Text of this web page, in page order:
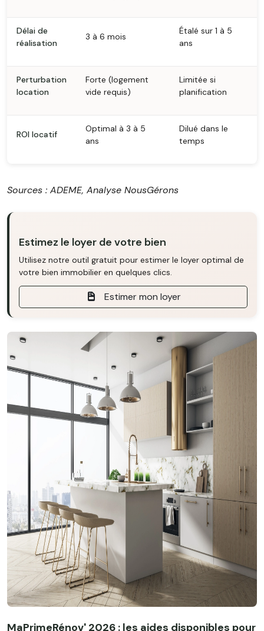
Délai de
réalisation
3 à 6 mois
Étalé sur 1 à 5
ans
Perturbation
location
Forte (logement
vide requis)
Limitée si
planification
ROI locatif
Optimal à 3 à 5
ans
Dilué dans le
temps
Sources : ADEME, Analyse NousGérons
Estimez le loyer de votre bien
Utilisez notre outil gratuit pour estimer le loyer optimal de
votre bien immobilier en quelques clics.
Estimer mon loyer
MaPrimeRénov' 2026 : les aides disponibles pour